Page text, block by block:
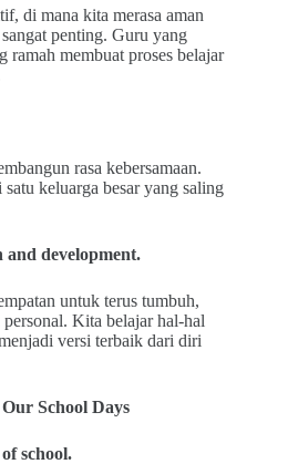
di mana kita merasa aman
penting. Guru yang
ramah membuat proses belajar
rasa kebersamaan.
keluarga besar yang saling
development.
untuk terus tumbuh,
Kita belajar hal-hal
versi terbaik dari diri
School Days
school.